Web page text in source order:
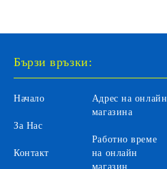
Бързи връзки:
Начало
За Нас
Контакт
Адрес на онлайн
магазина
Работно време
на онлайн
магазин